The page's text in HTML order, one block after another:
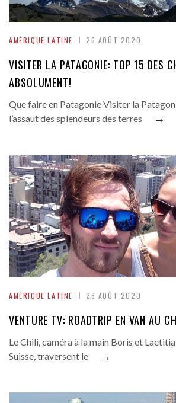
AMÉRIQUE LATINE 26 AOÛT 2020
VISITER LA PATAGONIE: TOP 15 DES
ABSOLUMENT!
Que faire en Patagonie Visiter la
l’assaut des splendeurs des terres
→
AMÉRIQUE LATINE 26 AOÛT 2020
VENTURE TV: ROADTRIP EN VAN AU
Le Chili, caméra à la main Boris et
Suisse, traversent le
→